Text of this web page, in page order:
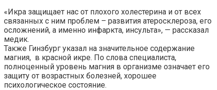
«Икра защищает нас от плохого холестерина и от всех
связанных с ним проблем – развития атеросклероза, его
осложнений, а именно инфаркта, инсульта», — рассказал
медик.
Также Гинзбург указал на значительное содержание
магния, в красной икре. По слова специалиста,
полноценный уровень магния в организме означает его
защиту от возрастных болезней, хорошее
психологическое состояние.